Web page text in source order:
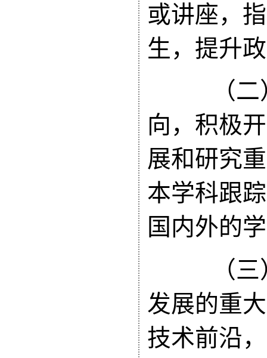
或讲座，
生， 提升
（二）
向，积极
展和研究
本学科跟
国内外的
（三）
发展的重
技术前沿